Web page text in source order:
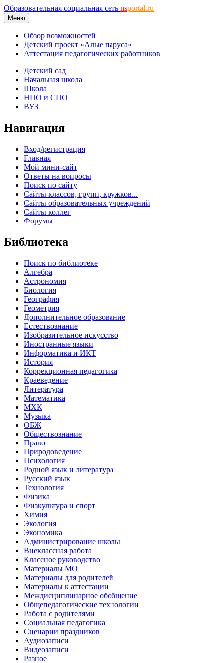
Образовательная социальная сеть nsportal.ru
Меню
Обзор возможностей
Детский проект «Алые паруса»
Аттестация педагогических работников
Детский сад
Начальная школа
Школа
НПО и СПО
ВУЗ
Навигация
Вход/регистрация
Главная
Мой мини-сайт
Ответы на вопросы
Поиск по сайту
Сайты классов, групп, кружков...
Сайты образовательных учреждений
Сайты коллег
Форумы
Библиотека
Поиск по библиотеке
Алгебра
Астрономия
Биология
География
Геометрия
Дополнительное образование
Естествознание
Изобразительное искусство
Иностранные языки
Информатика и ИКТ
История
Коррекционная педагогика
Краеведение
Литература
Математика
МХК
Музыка
ОБЖ
Обществознание
Право
Природоведение
Психология
Родной язык и литература
Русский язык
Технология
Физика
Физкультура и спорт
Химия
Экология
Экономика
Администрирование школы
Внеклассная работа
Классное руководство
Материалы МО
Материалы для родителей
Материалы к аттестации
Междисциплинарное обобщение
Общепедагогические технологии
Работа с родителями
Социальная педагогика
Сценарии праздников
Аудиозаписи
Видеозаписи
Разное